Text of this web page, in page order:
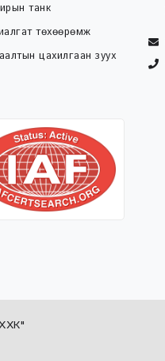
танк
төхөөрөмж
цахилгаан зуух